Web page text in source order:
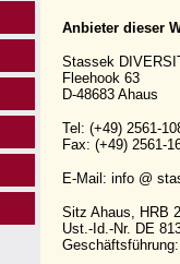
Anbieter dieser
Stassek
Fleehook 63
D-48683 Ahaus
Tel: (+49) 2561-
Fax: (+49) 2561-
E-Mail: info @
Sitz Ahaus, HRB
Ust.-Id.-Nr. DE